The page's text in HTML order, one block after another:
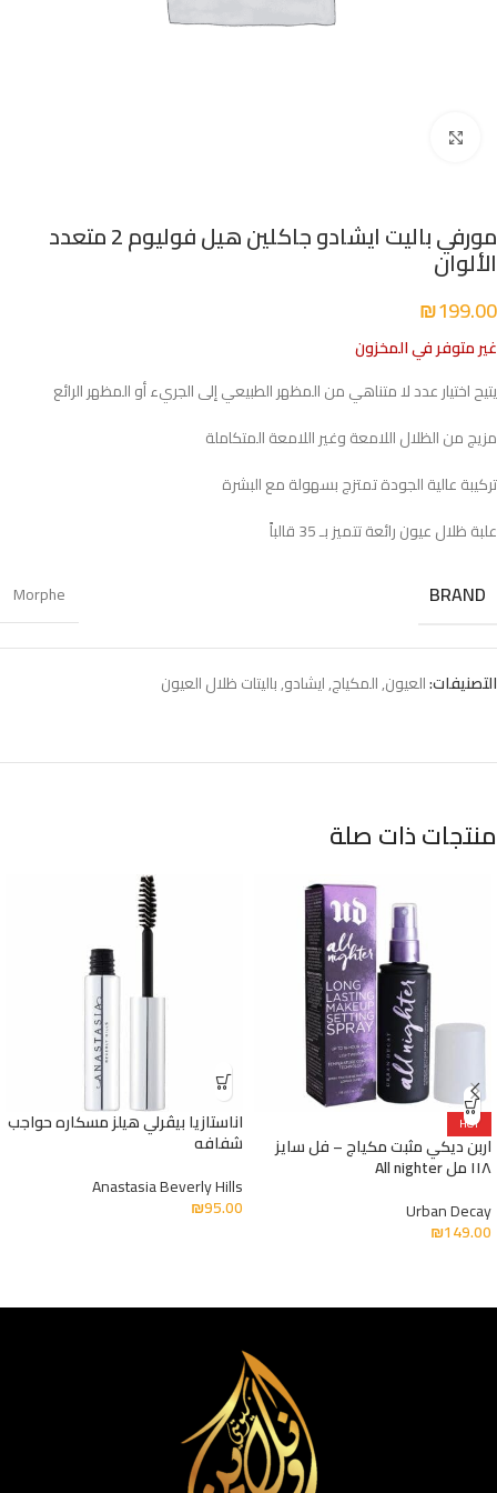
مورفي باليت ايشادو جاكلين هيل فوليوم 2 متعدد
الألوان
₪199.00
غير متوفر في المخزون
يتيح اختيار عدد لا متناهي من المظهر الطبيعي إلى الجريء أو المظهر الرائع
مزيج من الظلال اللامعة وغير اللامعة المتكاملة
تركيبة عالية الجودة تمتزج بسهولة مع البشرة
علبة ظلال عيون رائعة تتميز بـ 35 قالباً
BRAND
Morphe
التصنيفات:العيون,المكياج,ايشادو,باليتات ظلال العيون
منتجات ذات صلة
HOT
اربن ديكي مثبت مكياج – فل سايز
١١٨ مل All nighter
Urban Decay
₪149.00
اناستازيا بيڤرلي هيلز مسكاره حواجب
شفافه
Anastasia Beverly Hills
₪95.00